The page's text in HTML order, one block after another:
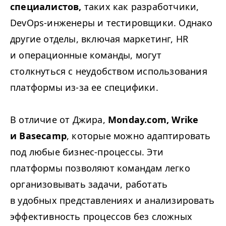
специалистов, таких как разработчики,
DevOps-инженеры и тестировщики. Однако
другие отделы, включая маркетинг, HR
и операционные команды, могут
столкнуться с неудобством использования
платформы из-за ее специфики.
В отличие от Джира, Monday​.com, Wrike
и Basecamp, которые можно адаптировать
под любые бизнес-процессы. Эти
платформы позволяют командам легко
организовывать задачи, работать
в удобных представлениях и анализировать
эффективность процессов без сложных